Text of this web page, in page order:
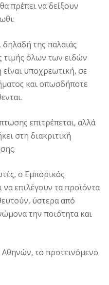
πρέπει να δείξουν
της παλαιάς
τιμής όλων των ειδών
υποχρεωτική, σε
και οπωσδήποτε
επιτρέπεται, αλλά
στη διακριτική
ο Εμπορικός
επιλέγουν τα προϊόντα
ύστερα από
την ποιότητα και
το προτεινόμενο